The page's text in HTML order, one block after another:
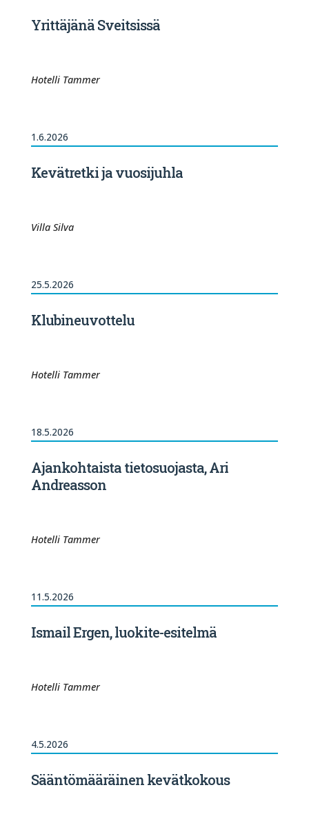
Yrittäjänä Sveitsissä
Hotelli Tammer
1.6.2026
Kevätretki ja vuosijuhla
Villa Silva
25.5.2026
Klubineuvottelu
Hotelli Tammer
18.5.2026
Ajankohtaista tietosuojasta, Ari
Andreasson
Hotelli Tammer
11.5.2026
Ismail Ergen, luokite-esitelmä
Hotelli Tammer
4.5.2026
Sääntömääräinen kevätkokous